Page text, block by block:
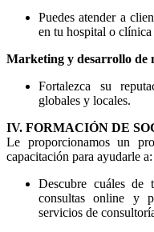
Puedes atender a
en tu hospital o clínica
Marketing y desarrollo de
Fortalezca su
globales y locales.
IV. FORMACIÓN DE
Le proporcionamos un
capacitación para ayudarle a:
Descubre cuáles de
consultas online y
servicios de